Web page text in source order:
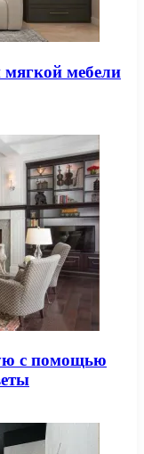
мягкой мебели
с помощью